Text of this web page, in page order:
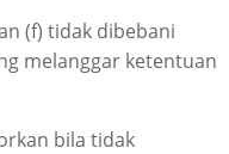
(f) tidak dibebani
melanggar ketentuan
bila tidak